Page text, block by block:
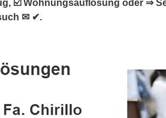
☑️ Wohnungsauflösung oder ⇒
✉ ✔.